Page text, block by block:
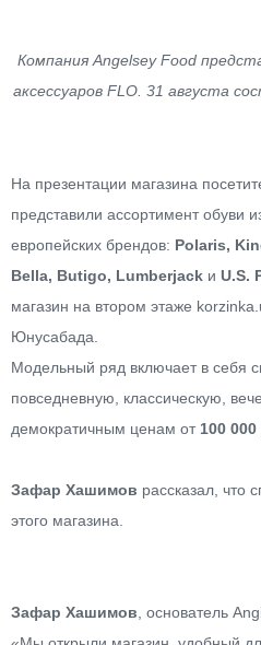
Компания Angelsey Food
аксессуаров FLO. 31 августа
На презентации магазина
представили ассортимент обуви
европейских брендов: Polaris,
Bella, Butigo, Lumberjack и U.S.
магазин на втором этаже
Юнусабада.
Модельный ряд включает в себя
повседневную, классическую,
демократичным ценам от 100 000
Зафар Хашимов рассказал, что
этого магазина.
Зафар Хашимов , основатель